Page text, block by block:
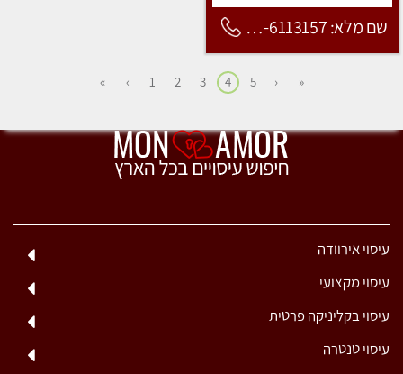
שם מלא: 053-6113157
«
‹
5
4
3
2
1
›
»
עיסוי אירוודה
עיסוי מקצועי
עיסוי בקליניקה פרטית
עיסוי טנטרה